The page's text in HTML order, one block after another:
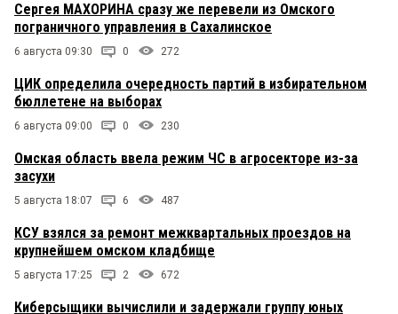
Сергея МАХОРИНА сразу же перевели из Омского
пограничного управления в Сахалинское
6 августа 09:30 0 272
ЦИК определила очередность партий в избирательном
бюллетене на выборах
6 августа 09:00 0 230
Омская область ввела режим ЧС в агросекторе из-за
засухи
5 августа 18:07 6 487
КСУ взялся за ремонт межквартальных проездов на
крупнейшем омском кладбище
5 августа 17:25 2 672
Киберсыщики вычислили и задержали группу юных